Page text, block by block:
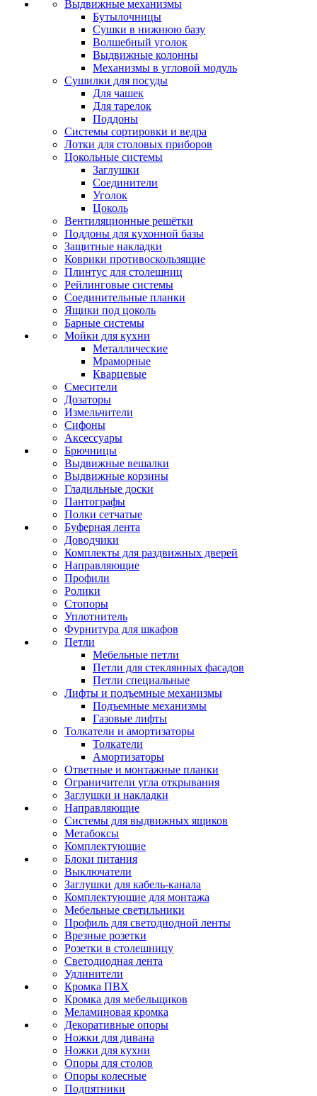
Выдвижные механизмы
Бутылочницы
Сушки в нижнюю базу
Волшебный уголок
Выдвижные колонны
Механизмы в угловой модуль
Сушилки для посуды
Для чашек
Для тарелок
Поддоны
Системы сортировки и ведра
Лотки для столовых приборов
Цокольные системы
Заглушки
Соединители
Уголок
Цоколь
Вентиляционные решётки
Поддоны для кухонной базы
Защитные накладки
Коврики противоскользящие
Плинтус для столешниц
Рейлинговые системы
Соединительные планки
Ящики под цоколь
Барные системы
Мойки для кухни
Металлические
Мраморные
Кварцевые
Смесители
Дозаторы
Измельчители
Сифоны
Аксессуары
Брючницы
Выдвижные вешалки
Выдвижные корзины
Гладильные доски
Пантографы
Полки сетчатые
Буферная лента
Доводчики
Комплекты для раздвижных дверей
Направляющие
Профили
Ролики
Стопоры
Уплотнитель
Фурнитура для шкафов
Петли
Мебельные петли
Петли для стеклянных фасадов
Петли специальные
Лифты и подъемные механизмы
Подъемные механизмы
Газовые лифты
Толкатели и амортизаторы
Толкатели
Амортизаторы
Ответные и монтажные планки
Ограничители угла открывания
Заглушки и накладки
Направляющие
Системы для выдвижных ящиков
Метабоксы
Комплектующие
Блоки питания
Выключатели
Заглушки для кабель-канала
Комплектующие для монтажа
Мебельные светильники
Профиль для светодиодной ленты
Врезные розетки
Розетки в столешницу
Светодиодная лента
Удлинители
Кромка ПВХ
Кромка для мебельщиков
Меламиновая кромка
Декоративные опоры
Ножки для дивана
Ножки для кухни
Опоры для столов
Опоры колесные
Подпятники